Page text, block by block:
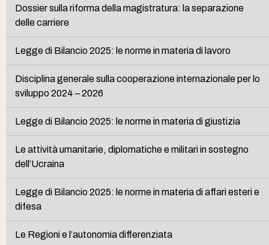
Dossier sulla riforma della magistratura: la separazione
delle carriere
Legge di Bilancio 2025: le norme in materia di lavoro
Disciplina generale sulla cooperazione internazionale per lo
sviluppo 2024 – 2026
Legge di Bilancio 2025: le norme in materia di giustizia
Le attività umanitarie, diplomatiche e militari in sostegno
dell’Ucraina
Legge di Bilancio 2025: le norme in materia di affari esteri e
difesa
Le Regioni e l’autonomia differenziata